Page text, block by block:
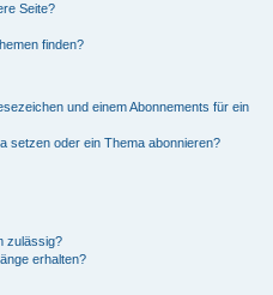
Seite?
finden?
und einem Abonnements für ein
setzen oder ein Thema abonnieren?
zulässig?
erhalten?